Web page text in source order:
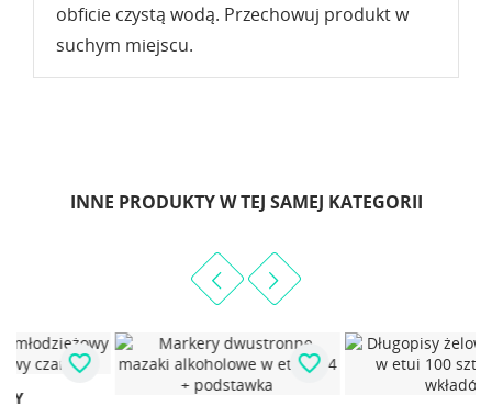
obficie czystą wodą. Przechowuj produkt w
suchym miejscu.
INNE PRODUKTY W TEJ SAMEJ KATEGORII
favorite_border favorite_border